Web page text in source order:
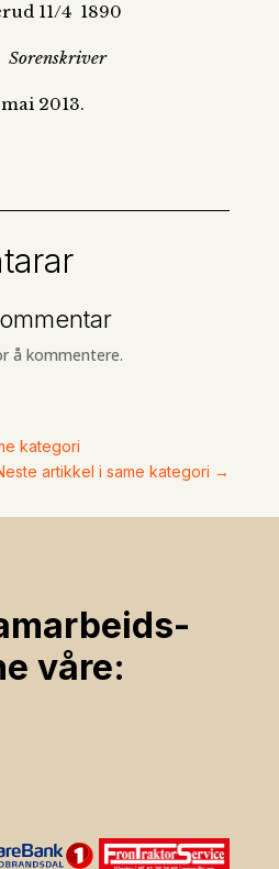
11/4 1890
Sorenskriver
2013.
å kommentere.
kategori
artikkel i same kategori →
våre: